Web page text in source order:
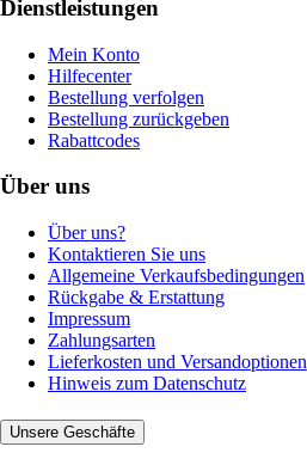
Dienstleistungen
Mein Konto
Hilfecenter
Bestellung verfolgen
Bestellung zurückgeben
Rabattcodes
Über uns
Über uns?
Kontaktieren Sie uns
Allgemeine Verkaufsbedingungen
Rückgabe & Erstattung
Impressum
Zahlungsarten
Lieferkosten und Versandoptionen
Hinweis zum Datenschutz
Unsere Geschäfte